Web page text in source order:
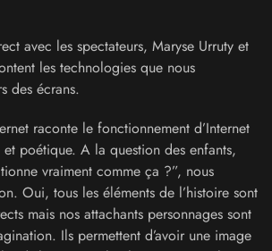
avec les spectateurs, Maryse Urruty et
les technologies que nous
des écrans.
raconte le fonctionnement d’Internet
poétique. A la question des enfants,
vraiment comme ça ?”, nous
Oui, tous les éléments de l’histoire sont
mais nos attachants personnages sont
Ils permettent d’avoir une image